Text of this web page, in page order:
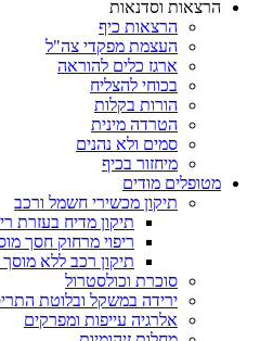
הרצאות וסדנאות
הרצאות כיף
העצמת מפקדי צה"ל
ארגז כלים להוראה
בכוחי להצליח
הורות בקלות
הטרדה מינית
סמים ולא נהנים
מיחזור בכיף
מטופלים מודים
תיקון מכשירי חשמל ורכב
תיקון מדיח בעזרת
ריפוי מרחוק חסך
תיקון רכב ללא
סוכרת וכולסטרול
ירידה במשקל ובלוטת
אלרגיה עייפות ומפרקים